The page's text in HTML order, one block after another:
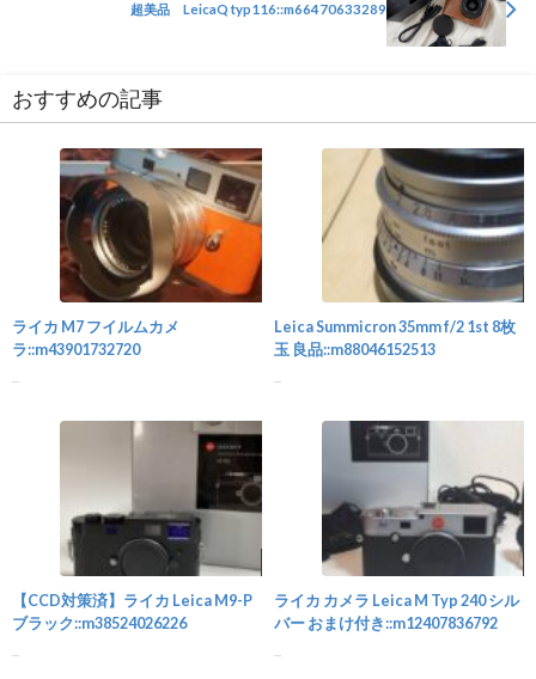
超美品 LeicaQ typ116::m66470633289
おすすめの記事
ライカ M7 フイルムカメ
ラ::m43901732720
Leica Summicron 35mm f/2 1st 8枚
玉 良品::m88046152513
【CCD対策済】ライカ Leica M9-P
ブラック::m38524026226
ライカ カメラ Leica M Typ 240 シル
バー おまけ付き::m12407836792